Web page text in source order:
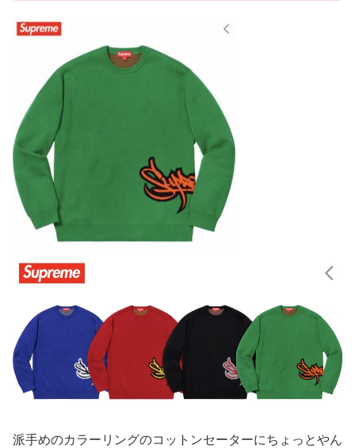
派手めのカラーリングのコットンセーターにちょっとやん